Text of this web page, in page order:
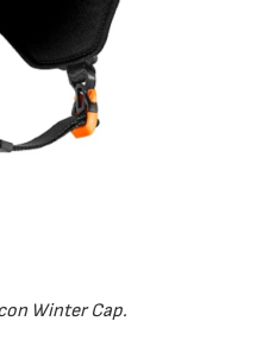
Winter Cap.